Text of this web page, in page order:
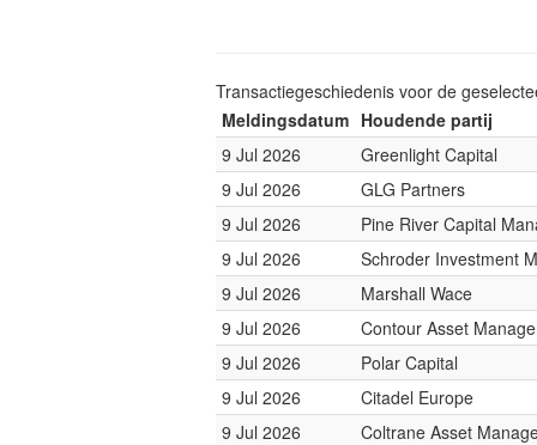
Transactiegeschiedenis voor de
Meldingsdatum Houdende partij
9 Jul 2026
Greenlight Capital
9 Jul 2026
GLG Partners
9 Jul 2026
Pine River Capital
9 Jul 2026
Schroder Investment
9 Jul 2026
Marshall Wace
9 Jul 2026
Contour Asset
9 Jul 2026
Polar Capital
9 Jul 2026
Citadel Europe
9 Jul 2026
Coltrane Asset